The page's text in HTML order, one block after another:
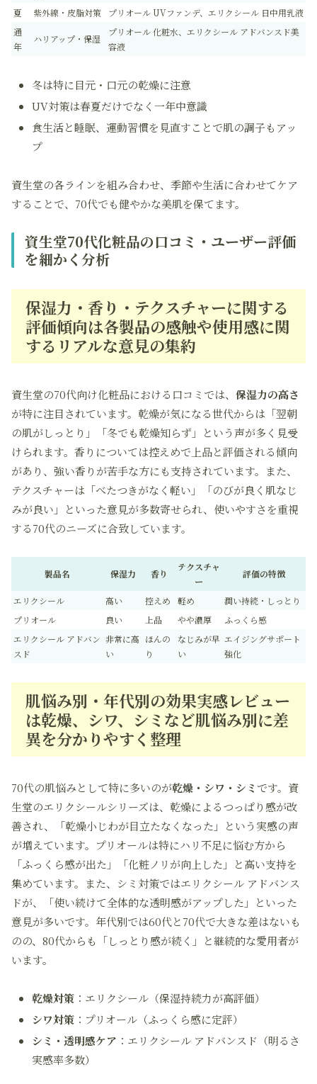
夏 紫外線・皮脂対策
プリオール UVファンデ、エリクシール 日中用乳液
通
年
ハリアップ・保湿
プリオール 化粧水、エリクシール アドバンスド美
容液
冬は特に目元・口元の乾燥に注意
UV対策は春夏だけでなく一年中意識
食生活と睡眠、運動習慣を見直すことで肌の調子もアッ
プ
資生堂の各ラインを組み合わせ、季節や生活に合わせてケア
することで、70代でも健やかな美肌を保てます。
資生堂70代化粧品の口コミ・ユーザー評価
を細かく分析
保湿力・香り・テクスチャーに関する
評価傾向は各製品の感触や使用感に関
するリアルな意見の集約
資生堂の70代向け化粧品における口コミでは、 保湿力の高さ
が特に注目されています。乾燥が気になる世代からは「翌朝
の肌がしっとり」「冬でも乾燥知らず」という声が多く見受
けられます。香りについては控えめで上品と評価される傾向
があり、強い香りが苦手な方にも支持されています。また、
テクスチャーは「べたつきがなく軽い」「のびが良く肌なじ
みが良い」といった意見が多数寄せられ、使いやすさを重視
する70代のニーズに合致しています。
製品名 保湿力 香り
テクスチャ
ー
評価の特徴
エリクシール 高い 控えめ 軽め
潤い持続・しっとり
プリオール
良い 上品 やや濃厚
ふっくら感
エリクシール アドバン
スド
非常に高
い
ほんの
り
なじみが早
い
エイジングサポート
強化
肌悩み別・年代別の効果実感レビュー
は乾燥、シワ、シミなど肌悩み別に差
異を分かりやすく整理
70代の肌悩みとして特に多いのが乾燥・シワ・シミ です。資
生堂のエリクシールシリーズは、乾燥によるつっぱり感が改
善され、「乾燥小じわが目立たなくなった」という実感の声
が増えています。プリオールは特にハリ不足に悩む方から
「ふっくら感が出た」「化粧ノリが向上した」と高い支持を
集めています。また、シミ対策ではエリクシール アドバンス
ドが、「使い続けて全体的な透明感がアップした」といった
意見が多いです。年代別では60代と70代で大きな差はないも
のの、80代からも「しっとり感が続く」と継続的な愛用者が
います。
乾燥対策 ：エリクシール（保湿持続力が高評価）
シワ対策 ：プリオール（ふっくら感に定評）
シミ・透明感ケア ：エリクシール アドバンスド（明るさ
実感率多数）